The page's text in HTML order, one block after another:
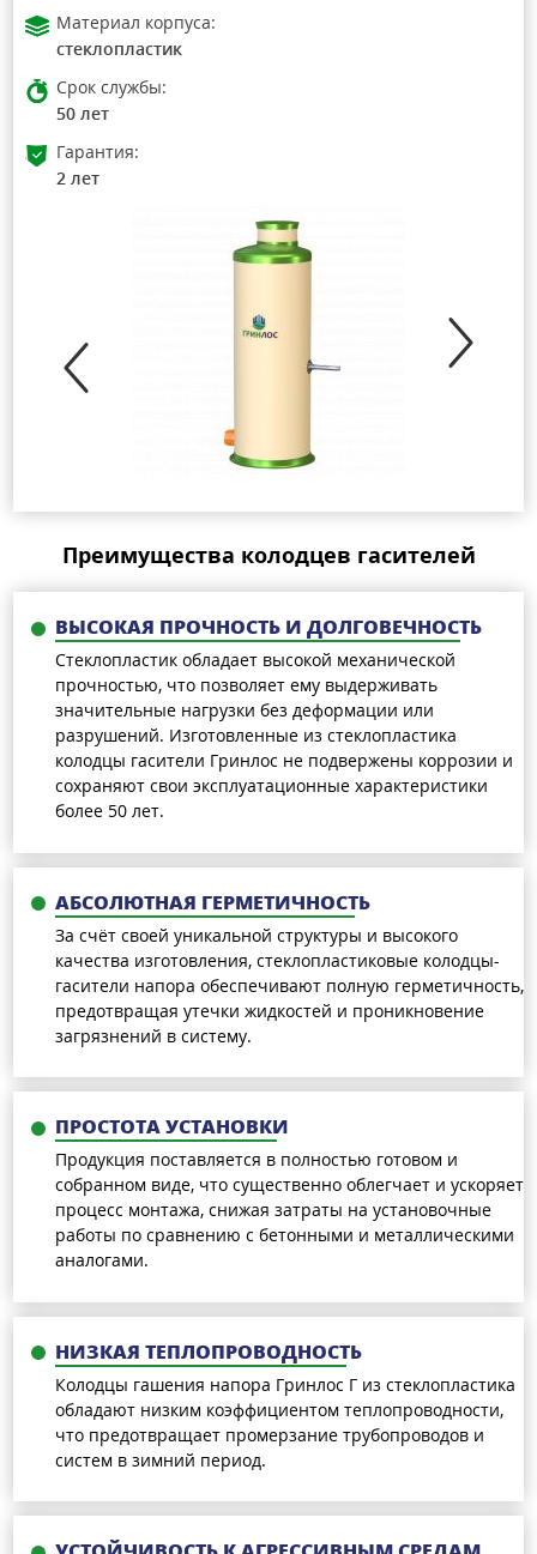
Материал корпуса:
стеклопластик
Срок службы:
50 лет
Гарантия:
2 лет
Преимущества колодцев гасителей
ВЫСОКАЯ ПРОЧНОСТЬ И ДОЛГОВЕЧНОСТЬ
Стеклопластик обладает высокой механической
прочностью, что позволяет ему выдерживать
значительные нагрузки без деформации или
разрушений. Изготовленные из стеклопластика
колодцы гасители Гринлос не подвержены коррозии и
сохраняют свои эксплуатационные характеристики
более 50 лет.
АБСОЛЮТНАЯ ГЕРМЕТИЧНОСТЬ
За счёт своей уникальной структуры и высокого
качества изготовления, стеклопластиковые колодцы-
гасители напора обеспечивают полную герметичность,
предотвращая утечки жидкостей и проникновение
загрязнений в систему.
ПРОСТОТА УСТАНОВКИ
Продукция поставляется в полностью готовом и
собранном виде, что существенно облегчает и ускоряет
процесс монтажа, снижая затраты на установочные
работы по сравнению с бетонными и металлическими
аналогами.
НИЗКАЯ ТЕПЛОПРОВОДНОСТЬ
Колодцы гашения напора Гринлос Г из стеклопластика
обладают низким коэффициентом теплопроводности,
что предотвращает промерзание трубопроводов и
систем в зимний период.